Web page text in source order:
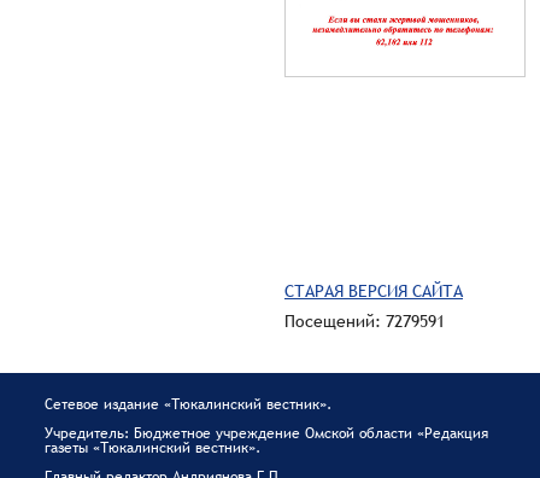
СТАРАЯ ВЕРСИЯ САЙТА
Посещений: 7279591
Сетевое издание «Тюкалинский вестник».
Учредитель: Бюджетное учреждение Омской области «Редакция
газеты «Тюкалинский вестник».